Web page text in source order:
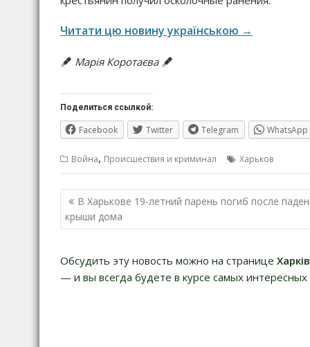
Читати цю новину українською →
Марія Коротаєва
Поделиться ссылкой:
Facebook Twitter Telegram WhatsApp
Война, Происшествия и криминал Харьков
Навигация
по
записям
В Харькове 19-летний парень погиб после
крыши дома
Обсудить эту новость можно на странице
— и вы всегда будете в курсе самых